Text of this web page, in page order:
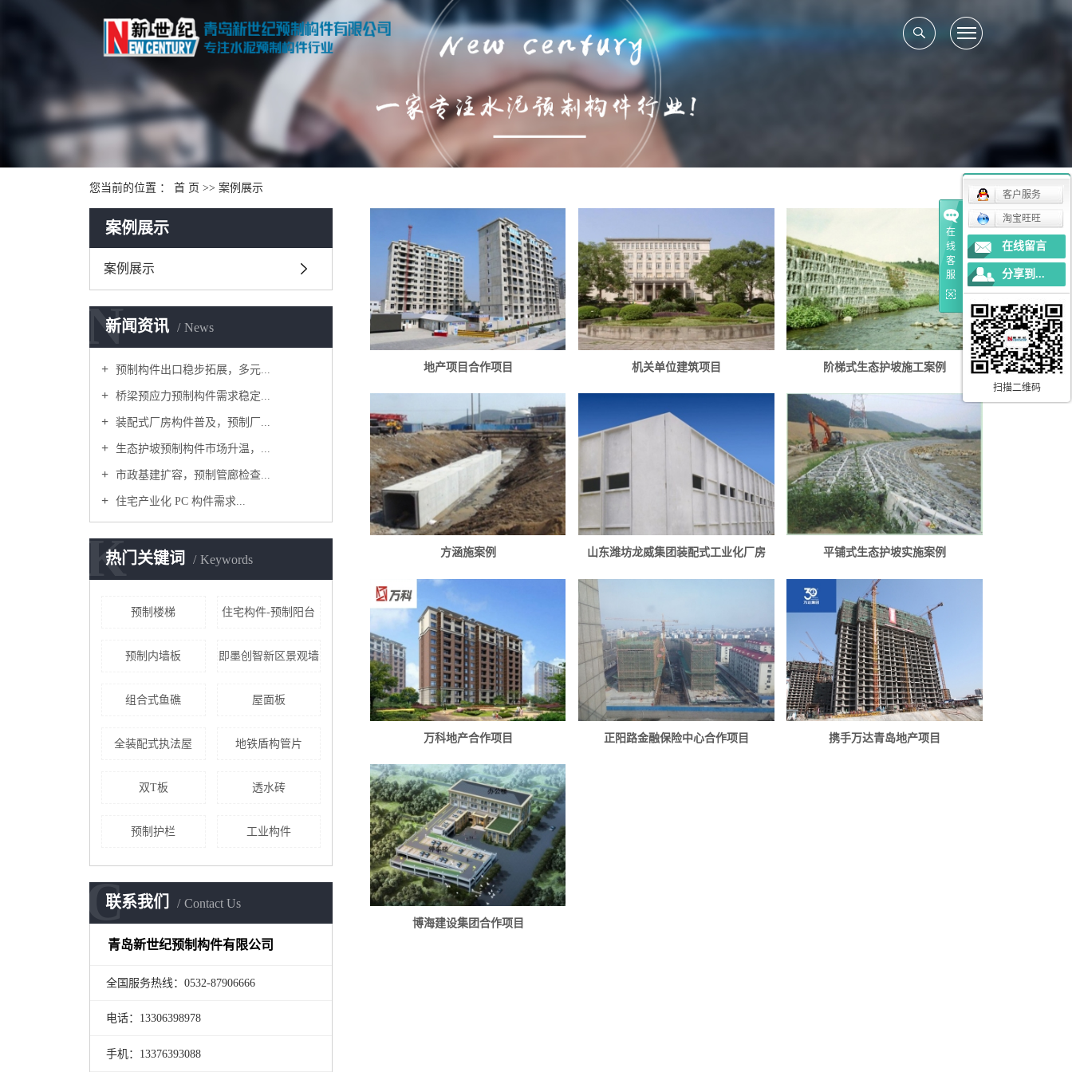
您当前的位置 ： 首 页 >> 案例展示
案例展示
案例展示
新闻资讯 News
N
预制构件出口稳步拓展，多元...
桥梁预应力预制构件需求稳定...
装配式厂房构件普及，预制厂...
生态护坡预制构件市场升温，...
市政基建扩容，预制管廊检查...
住宅产业化 PC 构件需求...
热门关键词 Keywords
K
预制楼梯 住宅构件-预制阳台
预制内墙板 即墨创智新区景观墙
组合式鱼礁 屋面板
全装配式执法屋 地铁盾构管片
双T板 透水砖
预制护栏 工业构件
联系我们 Contact Us
C
青岛新世纪预制构件有限公司
全国服务热线：0532-87906666
电话：13306398978
手机：13376393088
地产项目合作项目 机关单位建筑项目 阶梯式生态护坡施工案例
方涵施案例 山东潍坊龙威集团装配式工业化厂房 平铺式生态护坡实施案例
万科地产合作项目 正阳路金融保险中心合作项目 携手万达青岛地产项目
博海建设集团合作项目
在
线
客
服
客户服务
淘宝旺旺
在线留言
分享到...
扫描二维码